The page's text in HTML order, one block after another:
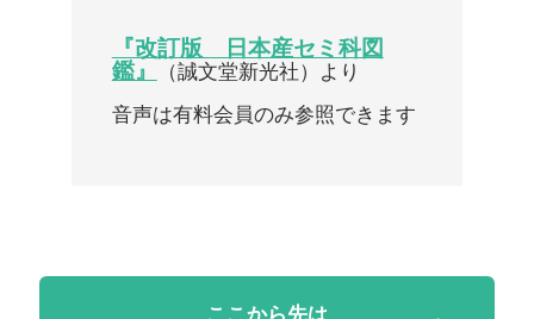
ここから先は
関連する種：イワサキクサゼミ